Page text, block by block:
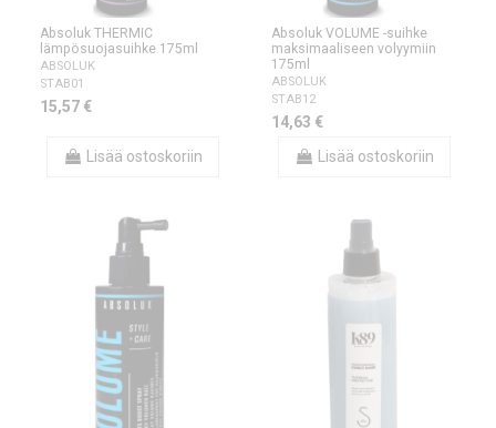
Absoluk THERMIC
lämpösuojasuihke 175ml
ABSOLUK
STAB01
15,57 €
Lisää ostoskoriin
Absoluk VOLUME -suihke
maksimaaliseen volyymiin
175ml
ABSOLUK
STAB12
14,63 €
Lisää ostoskoriin